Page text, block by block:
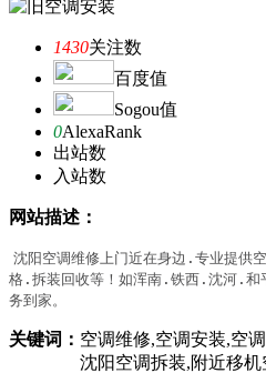
1430关注数
百度值
Sogou值
0AlexaRank
出站数
入站数
网站描述：
沈阳空调维修上门近在身边.专业提供
格.拆装回收等！如浑南.铁西.沈河.
务到家。
关键词： 空调维修,空调安装,空
沈阳空调拆装,附近移